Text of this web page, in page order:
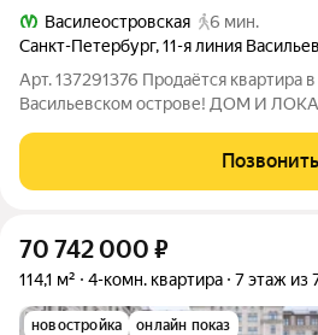
Василеостровская
6 мин.
Санкт-Петербург,11-я линия
Арт. 137291376 Продаётся квартира
Васильевском острове! ДОМ И
доходном доме И. Д. Коробкова по
СанктПетербург. Почему это
Позвонить
70 742 000 ₽
114,1 м² 4-комн. квартира 7 этаж из
новостройка онлайн показ